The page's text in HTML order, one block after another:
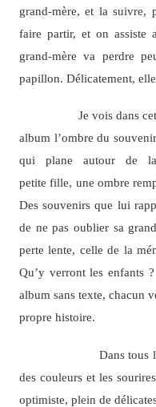
grand-mère, et la suivre,
faire partir, et on assiste
grand-mère va perdre
papillon. Délicatement,
Je vois dans cet
album l’ombre du souvenir
qui plane autour de la
petite fille, une ombre
Des souvenirs que lui
de ne pas oublier sa
perte lente, celle de la
Qu’y verront les enfants
album sans texte, chacun
propre histoire.
Dans tous les cas
des couleurs et les
optimiste, plein de